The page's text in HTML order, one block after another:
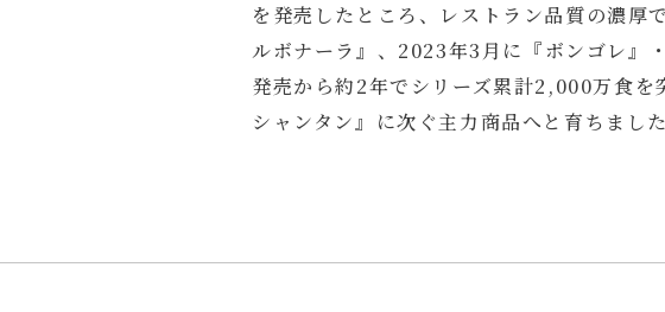
を発売したところ、レストラン品質の濃
ルボナーラ』、2023年3月に『ボンゴレ』
発売から約2年でシリーズ累計2,000万食
シャンタン』に次ぐ主力商品へと育ちました